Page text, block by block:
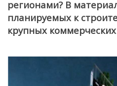
регионами? В
планируемых к
крупных